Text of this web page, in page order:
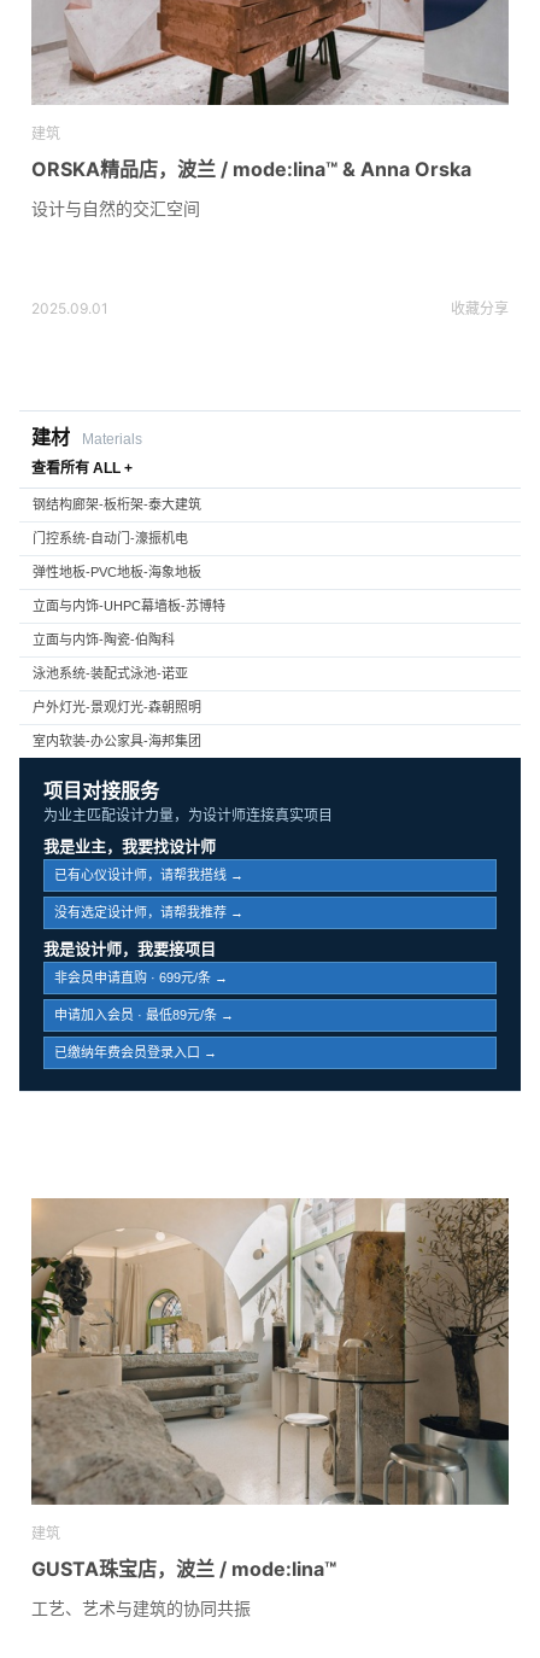
建筑
ORSKA精品店，波兰 / mode:lina™ & Anna Orska
设计与自然的交汇空间
2025.09.01 收藏分享
建材
Materials
查看所有 ALL +
钢结构廊架-板桁架-泰大建筑
门控系统-自动门-濠振机电
弹性地板-PVC地板-海象地板
立面与内饰-UHPC幕墙板-苏博特
立面与内饰-陶瓷-伯陶科
泳池系统-装配式泳池-诺亚
户外灯光-景观灯光-森朝照明
室内软装-办公家具-海邦集团
项目对接服务
为业主匹配设计力量，为设计师连接真实项目
我是业主，我要找设计师
已有心仪设计师，请帮我搭线 →
没有选定设计师，请帮我推荐 →
我是设计师，我要接项目
非会员申请直购 · 699元/条 →
申请加入会员 · 最低89元/条 →
已缴纳年费会员登录入口 →
建筑
GUSTA珠宝店，波兰 / mode:lina™
工艺、艺术与建筑的协同共振